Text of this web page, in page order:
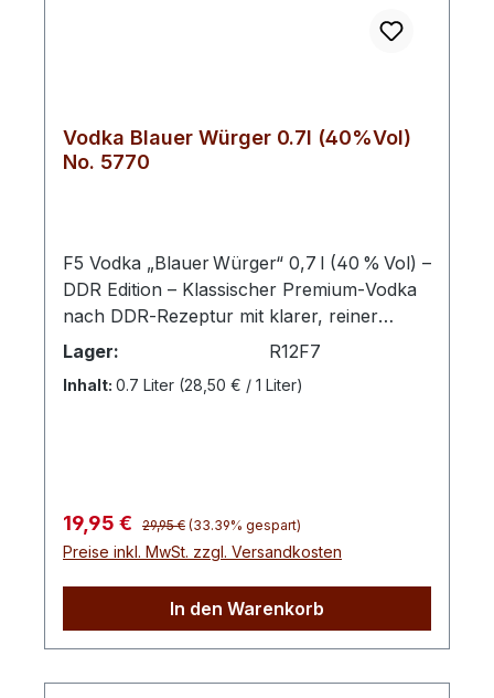
Vodka Blauer Würger 0.7l (40%Vol)
No. 5770
F5 Vodka „Blauer Würger“ 0,7 l (40 % Vol) –
DDR Edition – Klassischer Premium‑Vodka
nach DDR‑Rezeptur mit klarer, reiner
Struktur und fein ausgewogenem
Geschmack. Dieser Vodka präsentiert sich
kristallklar, weich im Mundgefühl und mit
destillierter Vodka aus der F5‑Transit‑Reihe,
hergestellt nach traditioneller
Edition. Seine Reinheit, Klarheit und sein
harmonischer Charakter machen ihn zu
Vodkas aus der Schwechower
Lager: R12F7
Inhalt: 0.7 Liter (28,50 € / 1 Liter)
Verkaufspreis:
19,95 € Regulärer Preis:
29,95 € (33.39% gespart)
Preise inkl. MwSt. zzgl. Versandkosten
In den Warenkorb